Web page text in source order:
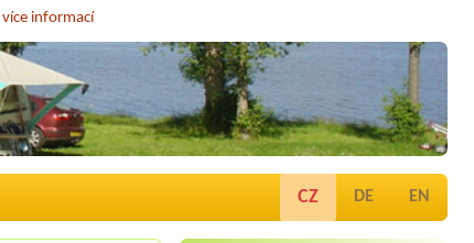
více informací
CZ DE EN